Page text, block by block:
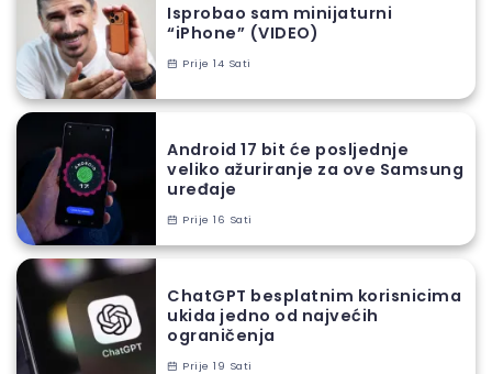
Isprobao sam minijaturni
“iPhone” (VIDEO)
Prije 14 Sati
Android 17 bit će posljednje
veliko ažuriranje za ove Samsung
uređaje
Prije 16 Sati
ChatGPT besplatnim korisnicima
ukida jedno od najvećih
ograničenja
Prije 19 Sati